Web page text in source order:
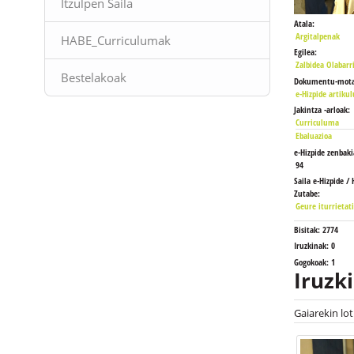
Itzulpen Saila
HABE_Curriculumak
Bestelakoak
Atala:
Argitalpenak
Egilea:
Zalbidea
Dokumentu-
e-Hizpide
Jakintza -arloak:
Curriculuma
Ebaluazioa
e-Hizpide
94
Saila e-Hizpide /
Zutabe:
Geure
Bisitak: 2774
Iruzkinak: 0
Gogokoak: 1
Gaiarekin